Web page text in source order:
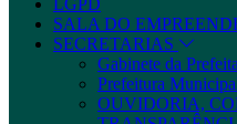
SALA DO
SECRETARIAS
Gabinete da Prefeita
Prefeitura
OUVIDORIA,